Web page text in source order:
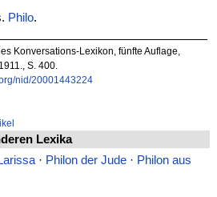
Philo.
Konversations-Lexikon, fünfte Auflage,
S. 400.
nid/20001443224
Lexika
· Philon der Jude· Philon aus